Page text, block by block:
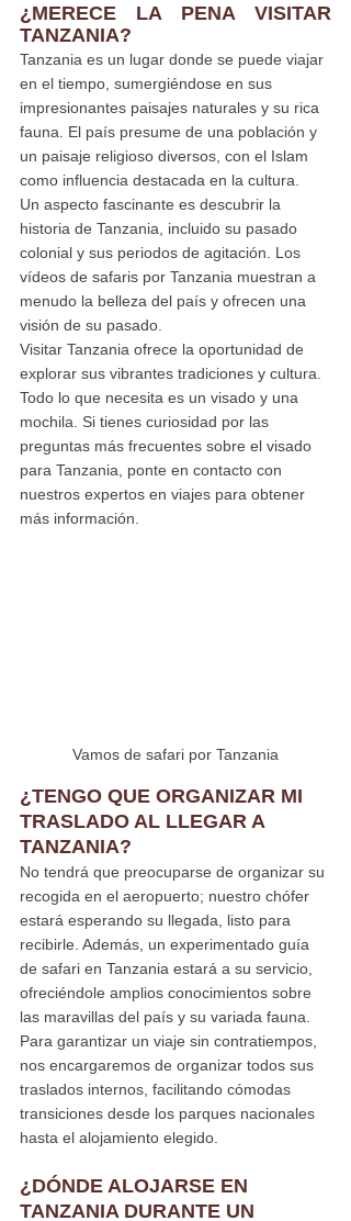
¿MERECE LA PENA VISITAR
TANZANIA?
Tanzania es un lugar donde se puede viajar
en el tiempo, sumergiéndose en sus
impresionantes paisajes naturales y su rica
fauna. El país presume de una población y
un paisaje religioso diversos, con el Islam
como influencia destacada en la cultura.
Un aspecto fascinante es descubrir la
historia de Tanzania, incluido su pasado
colonial y sus periodos de agitación. Los
vídeos de safaris por Tanzania muestran a
menudo la belleza del país y ofrecen una
visión de su pasado.
Visitar Tanzania ofrece la oportunidad de
explorar sus vibrantes tradiciones y cultura.
Todo lo que necesita es un visado y una
mochila. Si tienes curiosidad por las
preguntas más frecuentes sobre el visado
para Tanzania, ponte en contacto con
nuestros expertos en viajes para obtener
más información.
Vamos de safari por Tanzania
¿TENGO QUE ORGANIZAR MI
TRASLADO AL LLEGAR A
TANZANIA?
No tendrá que preocuparse de organizar su
recogida en el aeropuerto; nuestro chófer
estará esperando su llegada, listo para
recibirle. Además, un experimentado guía
de safari en Tanzania estará a su servicio,
ofreciéndole amplios conocimientos sobre
las maravillas del país y su variada fauna.
Para garantizar un viaje sin contratiempos,
nos encargaremos de organizar todos sus
traslados internos, facilitando cómodas
transiciones desde los parques nacionales
hasta el alojamiento elegido.
¿DÓNDE ALOJARSE EN
TANZANIA DURANTE UN